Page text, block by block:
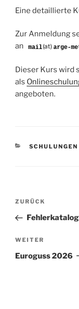
Eine detaillierte
Zur Anmeldung
an
(at)
Dieser Kurs wird
als
angeboten.
KATEGORIEN
SCHULUNGEN
Vorheriger
Beitrag
ZURÜCK
Nächster
Beitrag
WEITER
Euroguss 2026